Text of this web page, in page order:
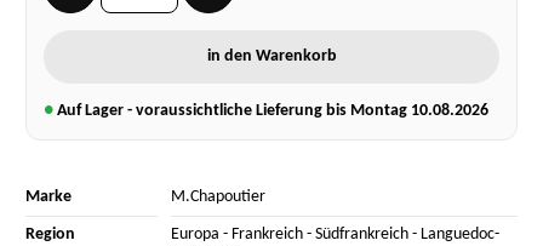
in den Warenkorb
● Auf Lager - voraussichtliche Lieferung bis Montag 10.08.2026
Marke M.Chapoutier
Region Europa - Frankreich- Südfrankreich- Languedoc-